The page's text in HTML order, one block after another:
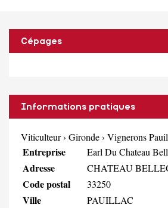
Cépages
Informations pratiques
Viticulteur› Gironde› Vignerons
Entreprise Earl Du Chateau
Adresse CHATEAU
Code postal 33250
Ville PAUILLAC